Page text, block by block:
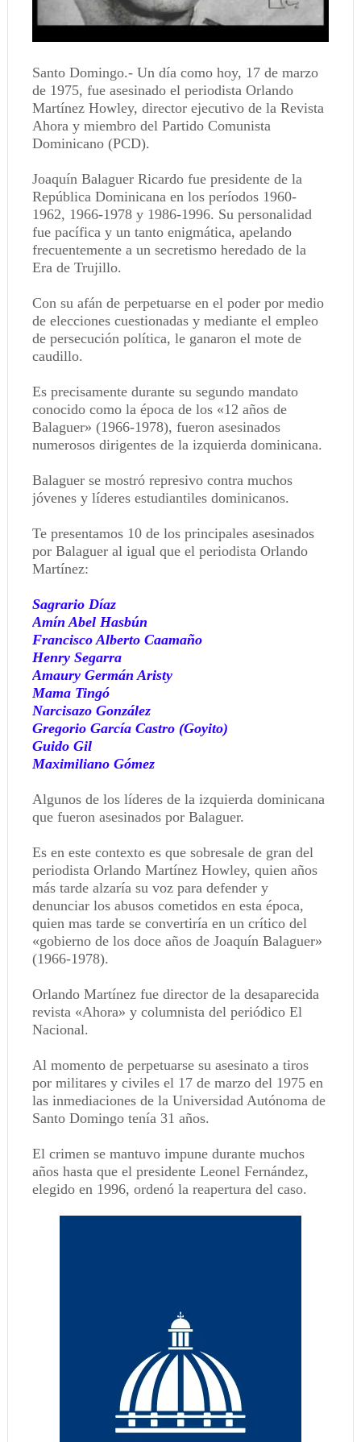
Santo Domingo.- Un día como hoy, 17 de marzo
de 1975, fue asesinado el periodista Orlando
Martínez Howley, director ejecutivo de la Revista
Ahora y miembro del Partido Comunista
Dominicano (PCD).
Joaquín Balaguer Ricardo fue presidente de la
República Dominicana en los períodos 1960-
1962, 1966-1978 y 1986-1996. Su personalidad
fue pacífica y un tanto enigmática, apelando
frecuentemente a un secretismo heredado de la
Era de Trujillo.
Con su afán de perpetuarse en el poder por medio
de elecciones cuestionadas y mediante el empleo
de persecución política, le ganaron el mote de
caudillo.
Es precisamente durante su segundo mandato
conocido como la época de los «12 años de
Balaguer» (1966-1978), fueron asesinados
numerosos dirigentes de la izquierda dominicana.
Balaguer se mostró represivo contra muchos
jóvenes y líderes estudiantiles dominicanos.
Te presentamos 10 de los principales asesinados
por Balaguer al igual que el periodista Orlando
Martínez:
Sagrario Díaz
Amín Abel Hasbún
Francisco Alberto Caamaño
Henry Segarra
Amaury Germán Aristy
Mama Tingó
Narcisazo González
Gregorio García Castro (Goyito)
Guido Gil
Maximiliano Gómez
Algunos de los líderes de la izquierda dominicana
que fueron asesinados por Balaguer.
Es en este contexto es que sobresale de gran del
periodista Orlando Martínez Howley, quien años
más tarde alzaría su voz para defender y
denunciar los abusos cometidos en esta época,
quien mas tarde se convertiría en un crítico del
«gobierno de los doce años de Joaquín Balaguer»
(1966-1978).
Orlando Martínez fue director de la desaparecida
revista «Ahora» y columnista del periódico El
Nacional.
Al momento de perpetuarse su asesinato a tiros
por militares y civiles el 17 de marzo del 1975 en
las inmediaciones de la Universidad Autónoma de
Santo Domingo tenía 31 años.
El crimen se mantuvo impune durante muchos
años hasta que el presidente Leonel Fernández,
elegido en 1996, ordenó la reapertura del caso.